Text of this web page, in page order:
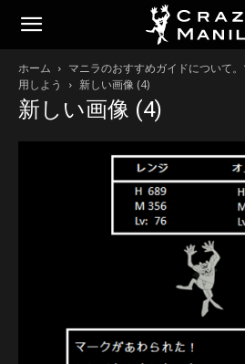
ホーム
マニラのおすすめガイドについて
用しよう
新しい画像 (4)
新しい画像 (4)